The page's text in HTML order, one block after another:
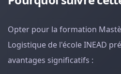
Opter pour la formation
Logistique de l'école INEAD
avantages significatifs :